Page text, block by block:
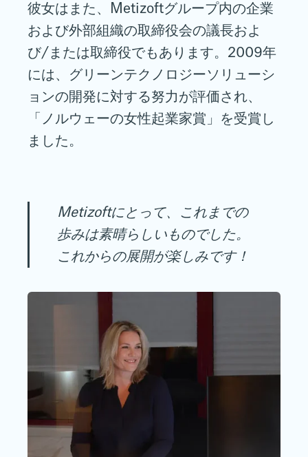
彼女はまた、Metizoftグループ内の企業
および外部組織の取締役会の議長およ
び/または取締役でもあります。2009年
には、グリーンテクノロジーソリューシ
ョンの開発に対する努力が評価され、
「ノルウェーの女性起業家賞」を受賞し
ました。
Metizoftにとって、これまでの
歩みは素晴らしいものでした。
これからの展開が楽しみです！